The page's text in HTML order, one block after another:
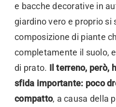
e bacche decorative in
giardino vero e proprio si
composizione di piante
completamente il suolo,
di prato. Il terreno, però,
sfida importante: poco
compatto, a causa della